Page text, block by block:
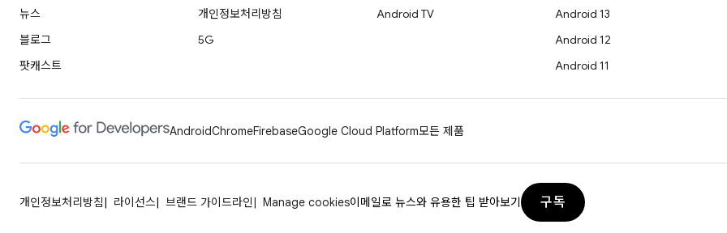
뉴스
블로그
팟캐스트
개인정보처리방침
5G
Android TV
Android 13
Android 12
Android 11
AndroidChromeFirebaseGoogle Cloud Platform모든 제품
개인정보처리방침 라이선스 브랜드 가이드라인 Manage cookies이메일로 뉴스와 유용한 팁 받아보기 구독